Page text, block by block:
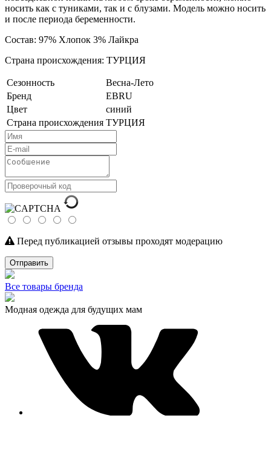
носить как с туниками, так и с блузами. Модель можно носить
и после периода беременности.
Состав: 97% Хлопок 3% Лайкра
Страна происхождения: ТУРЦИЯ
Сезонность
Весна-Лето
Бренд
EBRU
Цвет
синий
Страна происхождения ТУРЦИЯ
Перед публикацией отзывы проходят модерацию
Отправить
Все товары бренда
Модная одежда для будущих мам